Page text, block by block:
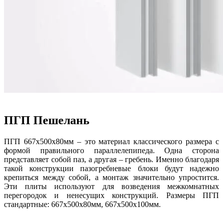
ПГП Пешелань
ПГП 667х500х80мм – это материал классического размера с
формой правильного параллелепипеда. Одна сторона
представляет собой паз, а другая – гребень. Именно благодаря
такой конструкции пазогребневые блоки будут надежно
крепиться между собой, а монтаж значительно упростится.
Эти плиты используют для возведения межкомнатных
перегородок и ненесущих конструкций. Размеры ПГП
стандартные: 667х500х80мм, 667х500х100мм.